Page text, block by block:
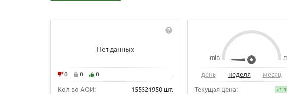
Нет данных
0 0 0
-
Кол-во АОИ:
155521950 шт.
min
день неделя месяц
Текущая цена: